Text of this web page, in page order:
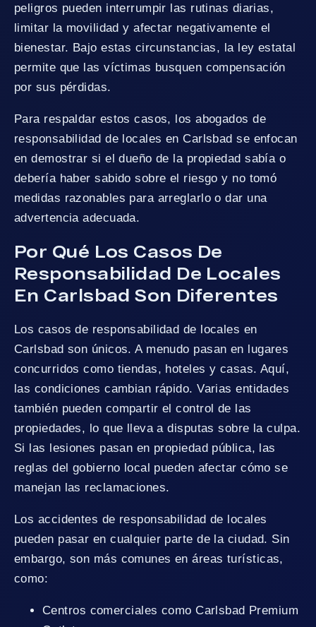
peligros pueden interrumpir las rutinas diarias,
limitar la movilidad y afectar negativamente el
bienestar. Bajo estas circunstancias, la ley estatal
permite que las víctimas busquen compensación
por sus pérdidas.
Para respaldar estos casos, los abogados de
responsabilidad de locales en Carlsbad se enfocan
en demostrar si el dueño de la propiedad sabía o
debería haber sabido sobre el riesgo y no tomó
medidas razonables para arreglarlo o dar una
advertencia adecuada.
Por Qué Los Casos De
Responsabilidad De Locales
En Carlsbad Son Diferentes
Los casos de responsabilidad de locales en
Carlsbad son únicos. A menudo pasan en lugares
concurridos como tiendas, hoteles y casas. Aquí,
las condiciones cambian rápido. Varias entidades
también pueden compartir el control de las
propiedades, lo que lleva a disputas sobre la culpa.
Si las lesiones pasan en propiedad pública, las
reglas del gobierno local pueden afectar cómo se
manejan las reclamaciones.
Los accidentes de responsabilidad de locales
pueden pasar en cualquier parte de la ciudad. Sin
embargo, son más comunes en áreas turísticas,
como:
Centros comerciales como Carlsbad Premium